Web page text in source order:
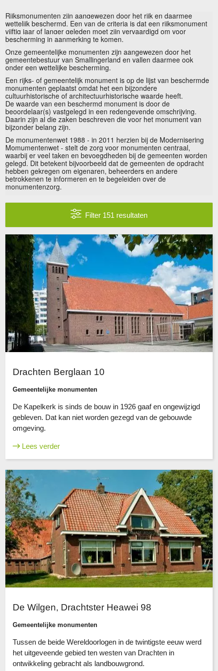
Rijksmonumenten zijn aangewezen door het rijk en daarmee
wettelijk beschermd. Een van de criteria is dat een rijksmonument
vijftig jaar of langer geleden moet zijn vervaardigd om voor
bescherming in aanmerking te komen.
Onze gemeentelijke monumenten zijn aangewezen door het
gemeentebestuur van Smallingerland en vallen daarmee ook
onder een wettelijke bescherming.
Een rijks- of gemeentelijk monument is op de lijst van beschermde
monumenten geplaatst omdat het een bijzondere
cultuurhistorische of architectuurhistorische waarde heeft.
De waarde van een beschermd monument is door de
beoordelaar(s) vastgelegd in een redengevende omschrijving.
Daarin zijn al die zaken beschreven die voor het monument van
bijzonder belang zijn.
De monumentenwet 1988 - in 2011 herzien bij de Modernisering
Momumentenwet- stelt de zorg voor monumenten centraal,
waarbij er veel taken en bevoegdheden bij de gemeenten worden
gelegd. Dit betekent bijvoorbeeld dat de gemeenten de opdracht
hebben gekregen om eigenaren, beheerders en andere
betrokkenen te informeren en te begeleiden over de
monumentenzorg.
Filter 151 resultaten
Drachten Berglaan 10
Gemeentelijke monumenten
De Kapelkerk is sinds de bouw in 1926 gaaf en ongewijzigd
gebleven. Dat kan niet worden gezegd van de gebouwde
omgeving.
Lees verder
De Wilgen, Drachtster Heawei 98
Gemeentelijke monumenten
Tussen de beide Wereldoorlogen in de twintigste eeuw werd
het uitgeveende gebied ten westen van Drachten in
ontwikkeling gebracht als landbouwgrond.